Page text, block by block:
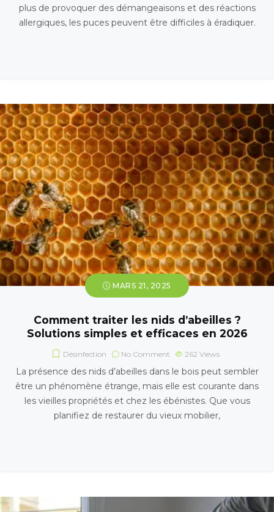
plus de provoquer des démangeaisons et des réactions
allergiques, les puces peuvent être difficiles à éradiquer.
MARS 21, 2025
Comment traiter les nids d’abeilles ?
Solutions simples et efficaces en 2026
Désinfection No Comment 262 Views
La présence des nids d’abeilles dans le bois peut sembler
être un phénomène étrange, mais elle est courante dans
les vieilles propriétés et chez les ébénistes. Que vous
planifiez de restaurer du vieux mobilier,